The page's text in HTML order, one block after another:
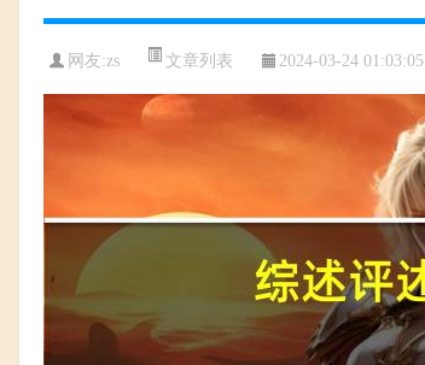
网友:zs 文章列表 2024-03-24 01:03:05